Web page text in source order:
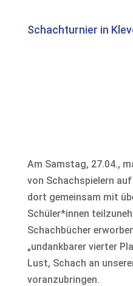
Schachturnier in
Am Samstag, 27.04.,
von Schachspielern auf
dort gemeinsam mit
Schüler*innen
Schachbücher
„undankbarer vierter
Lust, Schach an
voranzubringen.